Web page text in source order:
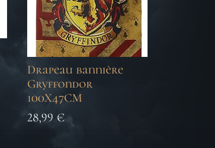
Drapeau bannière
Gryffondor
100X47CM
28,99 €